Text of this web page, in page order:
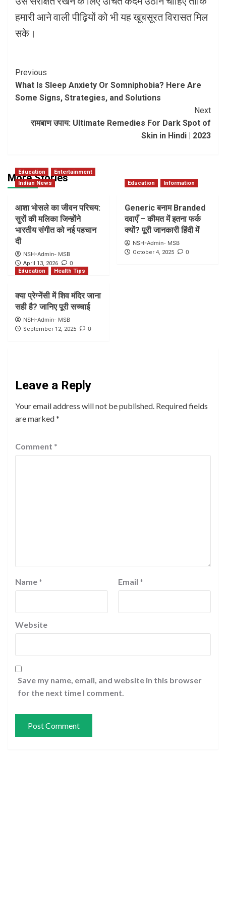
हमारी आने वाली पीढ़ियों को भी यह खूबसूरत विरासत मिल
सके।
Post
Navigation
Previous
What Is Sleep Anxiety Or Somniphobia? Here Are
Some Signs, Strategies, and Solutions
Next
रामबाण उपाय: Ultimate Remedies For Dark Spot of
Skin in Hindi | 2023
More Stories
Education
Entertainment
Indian News
आशा भोसले का जीवन परिचय:
सुरों की मलिका जिन्होंने
भारतीय संगीत को नई पहचान
दी
NSH-Admin- MSB
April 13, 2026 0
Education Information
Generic बनाम Branded
दवाएँ – कीमत में इतना फर्क
क्यों? पूरी जानकारी हिंदी में
NSH-Admin- MSB
October 4, 2025 0
Education Health Tips
क्या प्रेग्नेंसी में शिव मंदिर जाना
सही है? जानिए पूरी सच्चाई
NSH-Admin- MSB
September 12, 2025 0
Leave a Reply
Your email address will not be published. Required fields
are marked*
Comment *
Name * Email *
Website
Save my name, email, and website in this browser
for the next time I comment.